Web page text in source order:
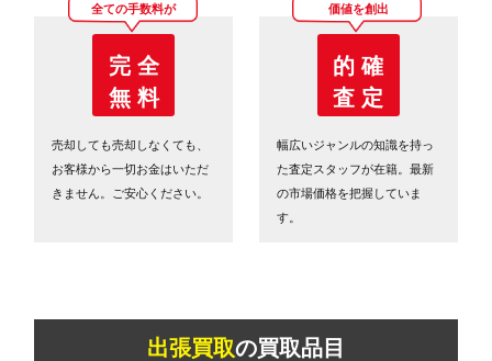
全ての手数料が
完 全
無 料
売却しても売却しなくても、
お客様から一切お金はいただ
きません。ご安心ください。
価値を創出
的 確
査 定
幅広いジャンルの知識を持っ
た査定スタッフが在籍。最新
の市場価格を把握していま
す。
出張買取の買取品目